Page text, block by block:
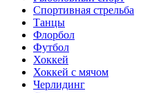
Спортивная стрельба
Танцы
Флорбол
Футбол
Хоккей
Хоккей с мячом
Черлидинг